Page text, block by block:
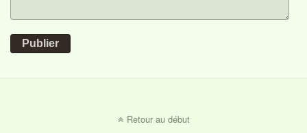
Publier
Retour au début